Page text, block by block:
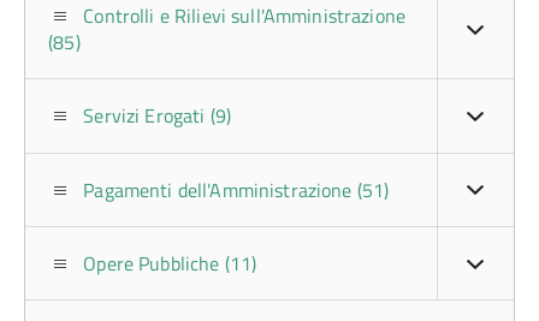
Controlli e Rilievi sull'Amministrazione
(85)
Servizi Erogati (9)
Pagamenti dell'Amministrazione (51)
Opere Pubbliche (11)